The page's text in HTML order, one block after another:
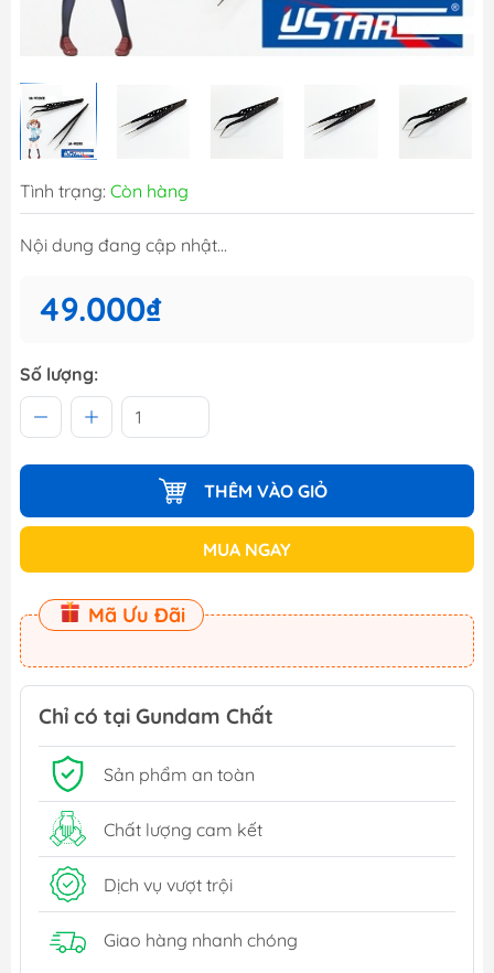
Tình trạng: Còn hàng
Nội dung đang cập nhật...
49.000₫
Số lượng:
THÊM VÀO GIỎ
MUA NGAY
Mã Ưu Đãi
Chỉ có tại Gundam Chất
Sản phẩm an toàn
Chất lượng cam kết
Dịch vụ vượt trội
Giao hàng nhanh chóng